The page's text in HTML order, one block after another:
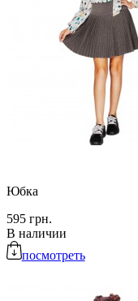
Юбка
595 грн.
В наличии
посмотреть